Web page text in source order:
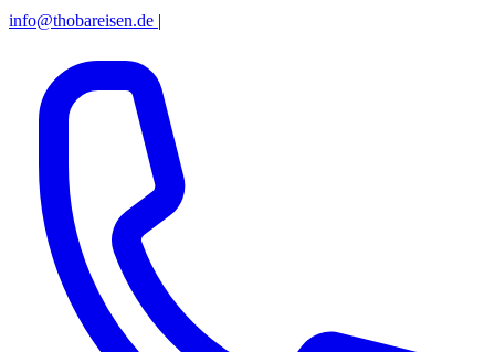
info@thobareisen.de |